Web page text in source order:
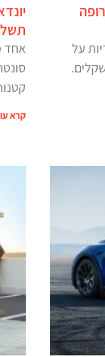
על
תשלם
קרא